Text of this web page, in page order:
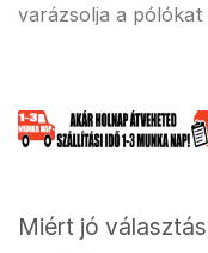
varázsolja a
Miért jó